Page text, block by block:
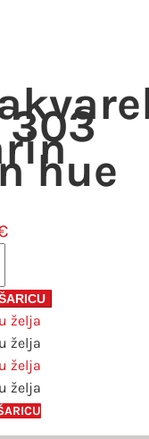
303
hue
želja
želja
želja
želja